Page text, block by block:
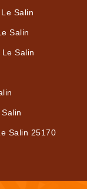
Salin
Salin
Salin
Salin 25170